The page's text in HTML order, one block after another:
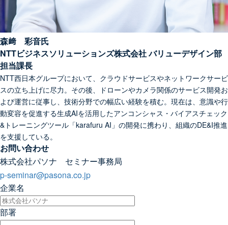
森﨑 彩音氏
NTTビジネスソリューションズ株式会社 バリューデザイン部
担当課長
NTT西日本グループにおいて、クラウドサービスやネットワークサービ
スの立ち上げに尽力。その後、ドローンやカメラ関係のサービス開発お
よび運営に従事し、技術分野での幅広い経験を積む。現在は、意識や行
動変容を促進する生成AIを活用したアンコンシャス・バイアスチェック
&トレーニングツール「karafuru AI」の開発に携わり、組織のDE&I推進
を支援している。
お問い合わせ
株式会社パソナ セミナー事務局
p-seminar@pasona.co.jp
企業名
部署